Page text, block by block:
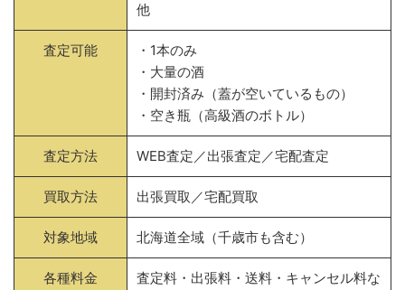
他
査定可能
・1本のみ
・大量の酒
・開封済み（蓋が空いているもの）
・空き瓶（高級酒のボトル）
査定方法 WEB査定／出張査定／宅配査定
買取方法 出張買取／宅配買取
対象地域 北海道全域（千歳市も含む）
各種料金
査定料・出張料・送料・キャンセル料な